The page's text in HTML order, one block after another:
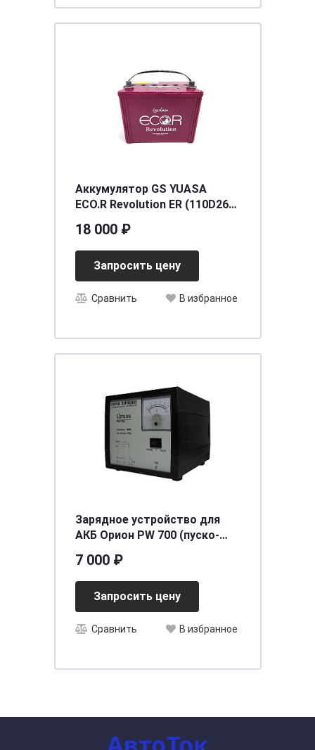
Аккумулятор GS YUASA
ECO.R Revolution ER (110D26L)
[д257ш172в225/760]
18 000 ₽
Запросить цену
Сравнить В избранное
Зарядное устройство для
АКБ Орион PW 700 (пуско-
7 000 ₽
Запросить цену
Сравнить В избранное